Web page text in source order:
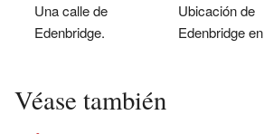
Una calle de
Edenbridge.
Ubicación de
Edenbridge
Véase también